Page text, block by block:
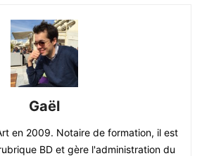
Gaël
en 2009. Notaire de formation, il est
BD et gère l'administration du